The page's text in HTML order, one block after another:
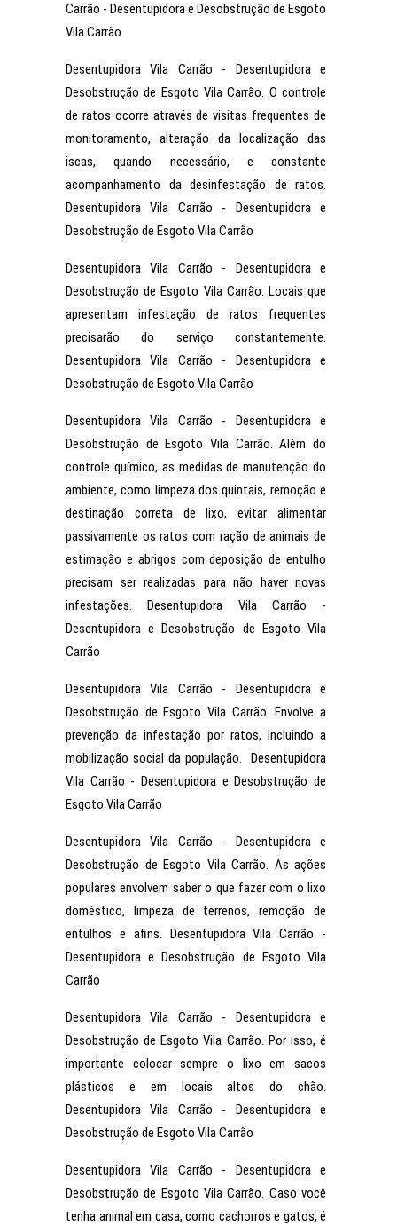
Carrão - Desentupidora e Desobstrução de Esgoto
Vila Carrão
Desentupidora Vila Carrão - Desentupidora e
Desobstrução de Esgoto Vila Carrão. O controle
de ratos ocorre através de visitas frequentes de
monitoramento, alteração da localização das
iscas, quando necessário, e constante
acompanhamento da desinfestação de ratos.
Desentupidora Vila Carrão - Desentupidora e
Desobstrução de Esgoto Vila Carrão
Desentupidora Vila Carrão - Desentupidora e
Desobstrução de Esgoto Vila Carrão. Locais que
apresentam infestação de ratos frequentes
precisarão do serviço constantemente.
Desentupidora Vila Carrão - Desentupidora e
Desobstrução de Esgoto Vila Carrão
Desentupidora Vila Carrão - Desentupidora e
Desobstrução de Esgoto Vila Carrão. Além do
controle químico, as medidas de manutenção do
ambiente, como limpeza dos quintais, remoção e
destinação correta de lixo, evitar alimentar
passivamente os ratos com ração de animais de
estimação e abrigos com deposição de entulho
precisam ser realizadas para não haver novas
infestações. Desentupidora Vila Carrão -
Desentupidora e Desobstrução de Esgoto Vila
Carrão
Desentupidora Vila Carrão - Desentupidora e
Desobstrução de Esgoto Vila Carrão. Envolve a
prevenção da infestação por ratos, incluindo a
mobilização social da população. Desentupidora
Vila Carrão - Desentupidora e Desobstrução de
Esgoto Vila Carrão
Desentupidora Vila Carrão - Desentupidora e
Desobstrução de Esgoto Vila Carrão. As ações
populares envolvem saber o que fazer com o lixo
doméstico, limpeza de terrenos, remoção de
entulhos e afins. Desentupidora Vila Carrão -
Desentupidora e Desobstrução de Esgoto Vila
Carrão
Desentupidora Vila Carrão - Desentupidora e
Desobstrução de Esgoto Vila Carrão. Por isso, é
importante colocar sempre o lixo em sacos
plásticos e em locais altos do chão.
Desentupidora Vila Carrão - Desentupidora e
Desobstrução de Esgoto Vila Carrão
Desentupidora Vila Carrão - Desentupidora e
Desobstrução de Esgoto Vila Carrão. Caso você
tenha animal em casa, como cachorros e gatos, é